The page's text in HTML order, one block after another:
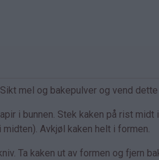
mel og bakepulver og vend
i bunnen. Stek kaken på rist
Avkjøl kaken helt i formen.
Ta kaken ut av formen og fjern